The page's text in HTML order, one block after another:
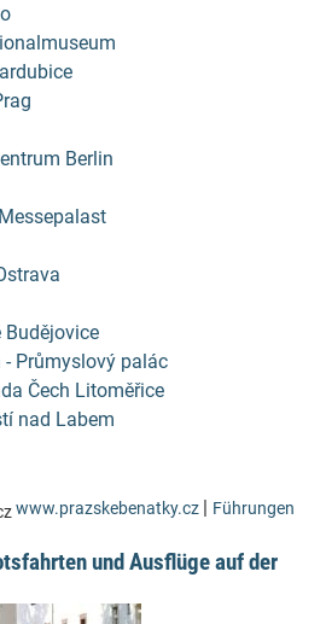
Berlin
Budějovice
Průmyslový palác
Čech Litoměřice
nad Labem
www.prazskebenatky.cz | Führungen
und Ausflüge auf der